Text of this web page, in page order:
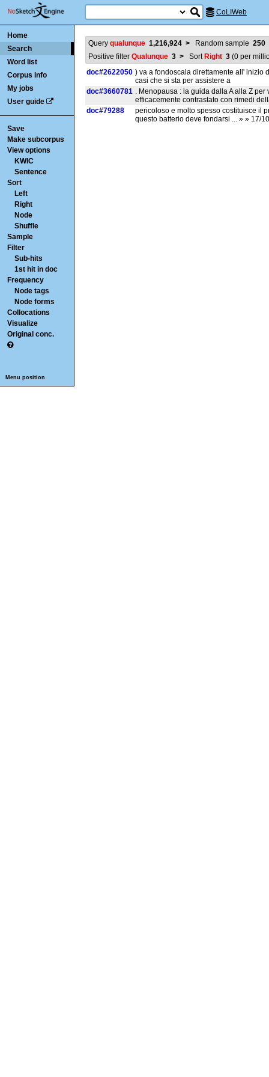
CoLIWeb
Home
Search
Word list
Corpus info
My jobs
User guide
Save
Make subcorpus
View options
KWIC
Sentence
Sort
Left
Right
Node
Shuffle
Sample
Filter
Sub-hits
1st hit in doc
Frequency
Node tags
Node forms
Collocations
Visualize
Original conc.
Menu position
Query qualunque 1,216,924 > Random sample 250
Positive filter Qualunque 3 > Sort Right 3(0per
doc#2622050 ) va a fondoscala direttamente all' inizio
casi che si sta per assistere a
doc#3660781 . Menopausa : la guida dalla A alla Z
efficacemente contrastato con rimedi
doc#79288
pericoloso e molto spesso costituisce il
questo batterio deve fondarsi ... » » 17/